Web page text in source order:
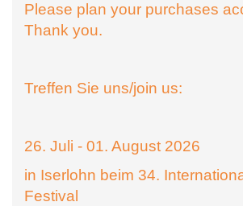
Please plan your purchases
Thank you.
Treffen Sie uns/join us:
26. Juli - 01. August 2026
in Iserlohn beim 34.
Festival